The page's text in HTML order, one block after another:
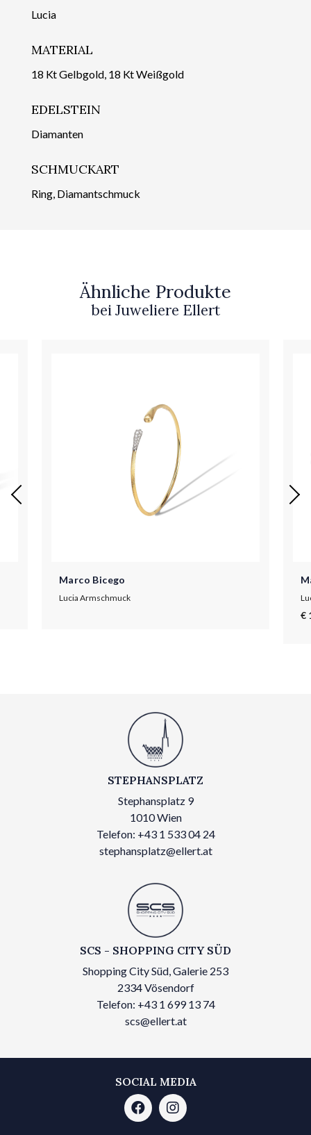
Lucia
MATERIAL
18 Kt Gelbgold, 18 Kt Weißgold
EDELSTEIN
Diamanten
SCHMUCKART
Ring, Diamantschmuck
Ähnliche Produkte
bei Juweliere Ellert
Marco Bicego
Lucia Armschmuck
€
STEPHANSPLATZ
Stephansplatz 9
1010 Wien
Telefon: +43 1 533 04 24
stephansplatz@ellert.at
SCS - SHOPPING CITY SÜD
Shopping City Süd, Galerie 253
2334 Vösendorf
Telefon: +43 1 699 13 74
scs@ellert.at
SOCIAL MEDIA